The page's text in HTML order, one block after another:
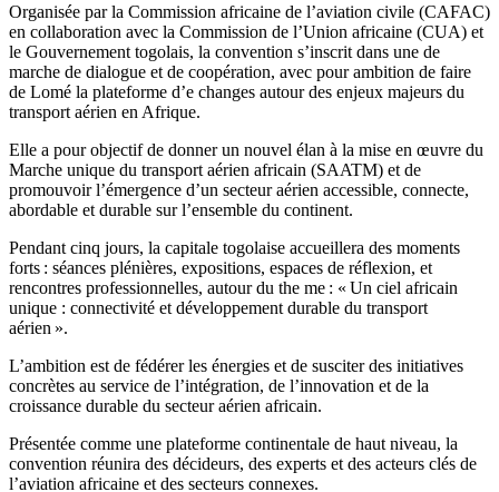
Organisée par la Commission africaine de l’aviation civile (CAFAC)
en collaboration avec la Commission de l’Union africaine (CUA) et
le Gouvernement togolais, la convention s’inscrit dans une de
marche de dialogue et de coopération, avec pour ambition de faire
de Lomé la plateforme d’e changes autour des enjeux majeurs du
transport aérien en Afrique.
Elle a pour objectif de donner un nouvel élan à la mise en œuvre du
Marche unique du transport aérien africain (SAATM) et de
promouvoir l’émergence d’un secteur aérien accessible, connecte,
abordable et durable sur l’ensemble du continent.
Pendant cinq jours, la capitale togolaise accueillera des moments
forts : séances plénières, expositions, espaces de réflexion, et
rencontres professionnelles, autour du the me : « Un ciel africain
unique : connectivité et développement durable du transport
aérien ».
L’ambition est de fédérer les énergies et de susciter des initiatives
concrètes au service de l’intégration, de l’innovation et de la
croissance durable du secteur aérien africain.
Présentée comme une plateforme continentale de haut niveau, la
convention réunira des décideurs, des experts et des acteurs clés de
l’aviation africaine et des secteurs connexes.